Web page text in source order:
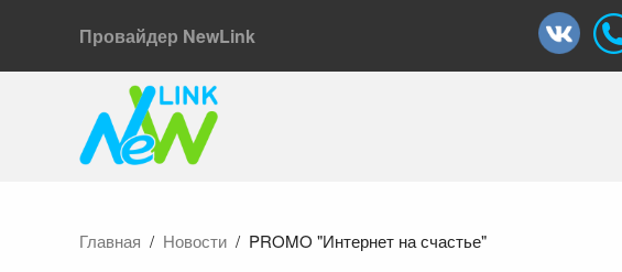
Провайдер NewLink
Главная Новости PROMO "Интернет на счастье"